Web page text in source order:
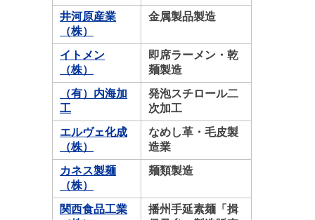
井河原産業
（株）
金属製品製造
イトメン
（株）
即席ラーメン・乾
麺製造
（有）内海加
工
発泡スチロール二
次加工
エルヴェ化成
（株）
なめし革・毛皮製
造業
カネス製麺
（株）
麺類製造
関西食品工業
播州手延素麺「揖